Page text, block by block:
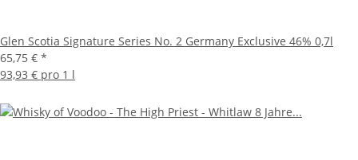
Glen Scotia Signature Series No. 2 Germany Exclusive 46% 0,7l
65,75 € *
93,93 € pro 1 l